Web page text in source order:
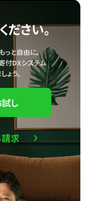
ださい。
っと自由に。
付DXシステム
ょう。
し
求